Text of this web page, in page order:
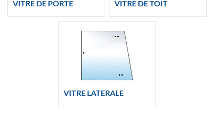
VITRE DE PORTE VITRE DE TOIT
VITRE LATERALE